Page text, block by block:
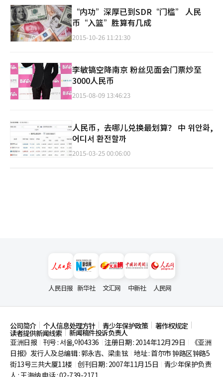
“内功”深厚已到SDR“门槛” 人民
币“入篮”胜算有几成
2015-10-26 11:21:30
李敏镐空降南京 粉丝见面会门票炒至
3000人民币
2015-08-09 13:46:23
人民币，去哪儿兑换最划算？ 中 위안화,
어디서 환전할까
2015-03-25 00:06:00
人民日报 新华社 文汇网 中新社 人民网
公司简介 个人信息处理方针 青少年保护政策 著作权规定
读者提供新闻线索
新闻稿件投诉负责人
亚洲日报
刊号 : 서울,아04336 注册日期 : 2014年12月29日
《亚洲
日报》发行人及总编辑 : 郭永吉、梁圭铉 地址 : 首尔市钟路区钟路5
街13号三共大厦11楼 创刊日期 : 2007年11月15日
青少年保护负责
人 : 王海纳 电话 : 02-739-2171